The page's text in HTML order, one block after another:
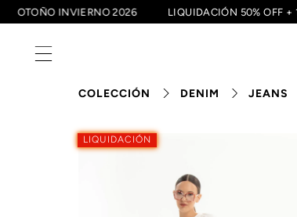
OTOÑO INVIERNO 2026 LIQUIDACIÓN 50%
COLECCIÓN DENIM JEANS
LIQUIDACIÓN